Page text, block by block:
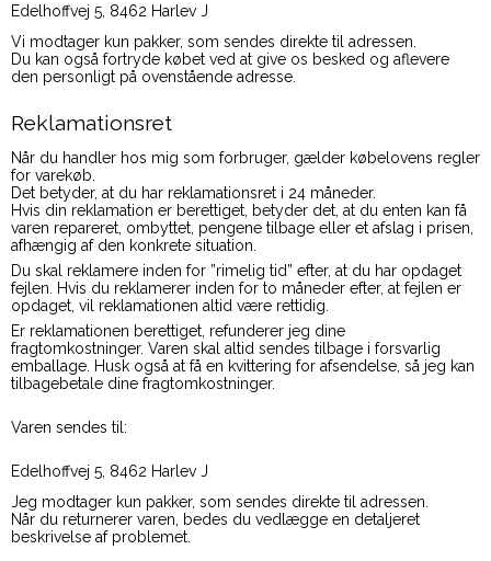
Edelhoffvej 5, 8462 Harlev J
Vi modtager kun pakker, som sendes direkte til adressen.
Du kan også fortryde købet ved at give os besked og aflevere
den personligt på ovenstående adresse.
Reklamationsret
Når du handler hos mig som forbruger, gælder købelovens regler
for varekøb.
Det betyder, at du har reklamationsret i 24 måneder.
Hvis din reklamation er berettiget, betyder det, at du enten kan få
varen repareret, ombyttet, pengene tilbage eller et afslag i prisen,
afhængig af den konkrete situation.
Du skal reklamere inden for ”rimelig tid” efter, at du har opdaget
fejlen. Hvis du reklamerer inden for to måneder efter, at fejlen er
opdaget, vil reklamationen altid være rettidig.
Er reklamationen berettiget, refunderer jeg dine
fragtomkostninger. Varen skal altid sendes tilbage i forsvarlig
emballage. Husk også at få en kvittering for afsendelse, så jeg kan
tilbagebetale dine fragtomkostninger.
Varen sendes til:
Edelhoffvej 5, 8462 Harlev J
Jeg modtager kun pakker, som sendes direkte til adressen.
Når du returnerer varen, bedes du vedlægge en detaljeret
beskrivelse af problemet.